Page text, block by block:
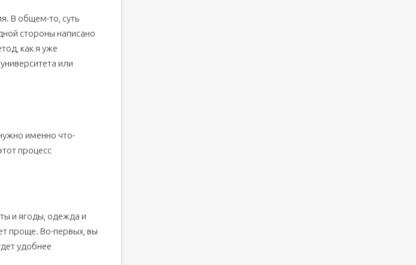
В общем-то, суть
стороны написано
как я уже
или
именно что-
процесс
и ягоды, одежда и
проще. Во-первых, вы
удобнее